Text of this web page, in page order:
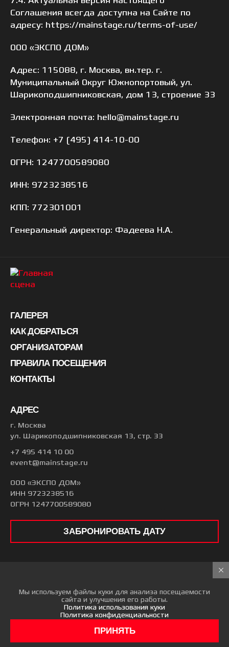
Соглашения всегда доступна на Сайте по
адресу: https://mainstage.ru/terms-of-use/
ООО «ЭКСПО ДОМ»
Адрес: 115088, г. Москва, вн.тер. г.
Муниципальный Округ Южнопортовый, ул.
Шарикоподшипниковская, дом 13, строение 33
Электронная почта: hello@mainstage.ru
Телефон: +7 (495) 414-10-00
ОГРН: 1247700589080
ИНН: 9723238516
КПП: 772301001
Генеральный директор: Фадеева Н.А.
АДРЕС
г. Москва
ул. Шарикоподшипниковская 13, стр. 33
+7 495 414 10 00
event@mainstage.ru
ЗАБРОНИРОВАТЬ ДАТУ
ГАЛЕРЕЯ
КАК ДОБРАТЬСЯ
ОРГАНИЗАТОРАМ
ПРАВИЛА ПОСЕЩЕНИЯ
КОНТАКТЫ
ООО «ЭКСПО ДОМ»
ИНН 9723238516
ОГРН 1247700589080
Пользовательское соглашениеПолитика конфиденциальности
Мы используем файлы куки для анализа посещаемости
сайта и улучшения его работы.
Политика использования куки
Политика конфиденциальности
ПРИНЯТЬ